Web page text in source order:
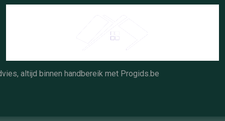
Skip
altijd binnen handbereik met Progids.be